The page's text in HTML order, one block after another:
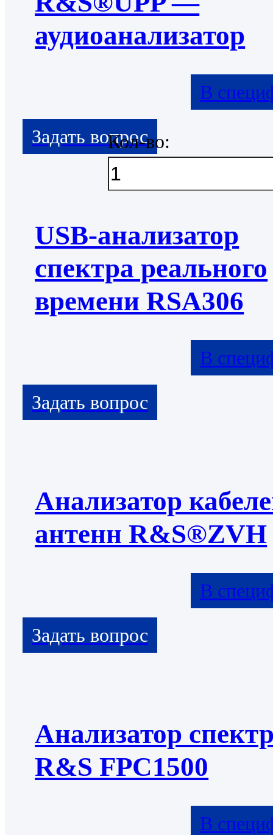
аудиоанализатор
В
USB-анализатор
спектра реального
времени RSA306
В
Анализатор
антенн R&S®ZVH
В
Анализатор
R&S FPC1500
В
Кол-во: